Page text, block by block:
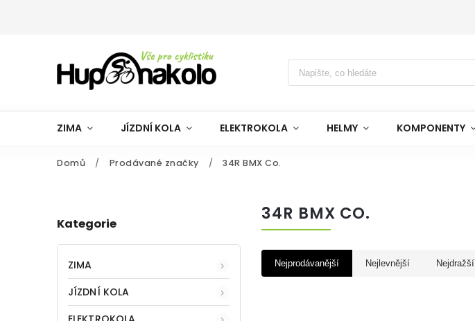
ZIMA JÍZDNÍ KOLA ELEKTROKOLA HELMY KOMPONENTY
Domů / Prodávané značky / 34R BMX Co.
Kategorie
ZIMA
JÍZDNÍ KOLA
34R BMX CO.
Nejprodávanější Nejlevnější Nejdražší